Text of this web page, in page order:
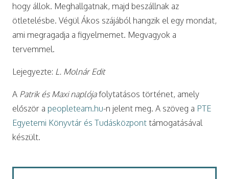
hogy állok. Meghallgatnak, majd beszállnak az
ötletelésbe. Végül Ákos szájából hangzik el egy mondat,
ami megragadja a figyelmemet. Megvagyok a
tervemmel.
Lejegyezte: L. Molnár Edit
A Patrik és Maxi naplójafolytatásos történet, amely
először a peopleteam.hu-n jelent meg. A szöveg a PTE
Egyetemi Könyvtár és Tudásközpont támogatásával
készült.